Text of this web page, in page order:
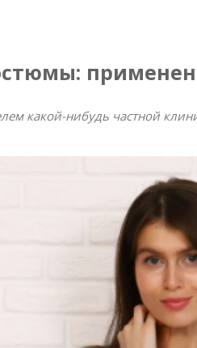
какой-нибудь частной